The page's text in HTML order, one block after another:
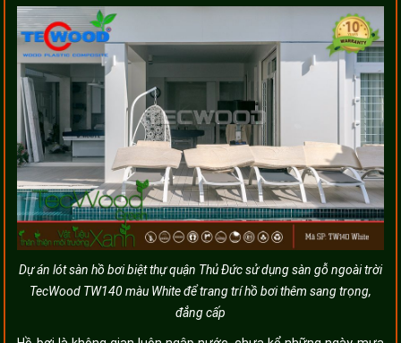
Dự án lót sàn hồ bơi biệt thự quận Thủ Đức sử dụng sàn gỗ ngoài trời
TecWood TW140 màu White để trang trí hồ bơi thêm sang trọng,
đẳng cấp